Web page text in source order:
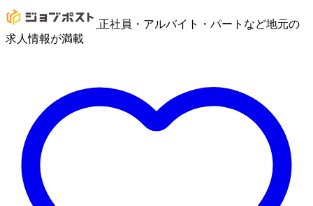
正社員・アルバイト・パートなど地元の
求人情報が満載